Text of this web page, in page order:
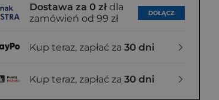
Dostawa za 0 zł dla
zamówień od 99 zł
DOŁĄCZ
Kup teraz, zapłać za 30 dni
Kup teraz, zapłać za 30 dni